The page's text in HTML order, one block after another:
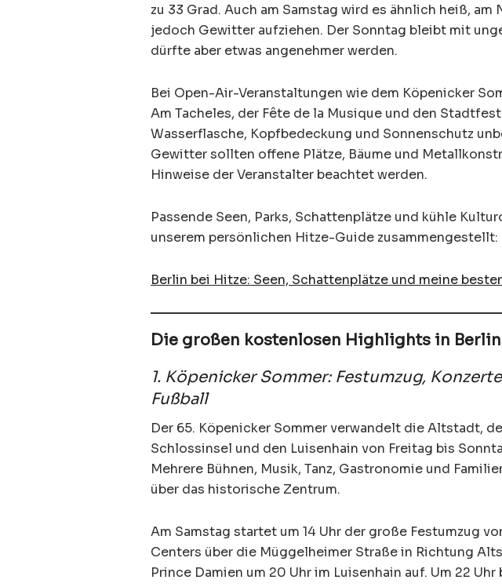
zu 33 Grad. Auch am Samstag wird es ähnlich heiß,
jedoch Gewitter aufziehen. Der Sonntag bleibt mit
dürfte aber etwas angenehmer werden.
Bei Open-Air-Veranstaltungen wie dem Köpenicker
Am Tacheles, der Fête de la Musique und den
Wasserflasche, Kopfbedeckung und Sonnenschutz
Gewitter sollten offene Plätze, Bäume und
Hinweise der Veranstalter beachtet werden.
Passende Seen, Parks, Schattenplätze und kühle
unserem persönlichen Hitze-Guide zusammengestellt:
Berlin bei Hitze: Seen, Schattenplätze und meine
Die großen kostenlosen Highlights in Berlin
1. Köpenicker Sommer: Festumzug,
Fußball
Der 65. Köpenicker Sommer verwandelt die Altstadt,
Schlossinsel und den Luisenhain von Freitag bis
Mehrere Bühnen, Musik, Tanz, Gastronomie und
über das historische Zentrum.
Am Samstag startet um 14 Uhr der große Festumzug
Centers über die Müggelheimer Straße in Richtung
Prince Damien um 20 Uhr im Luisenhain auf. Um 22